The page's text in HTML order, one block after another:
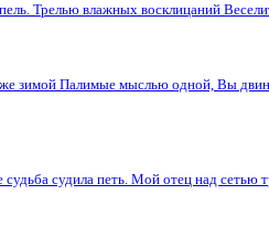
Трелью влажных восклицаний
зимой Палимые мыслью одной, Вы
судила петь. Мой отец над сетью